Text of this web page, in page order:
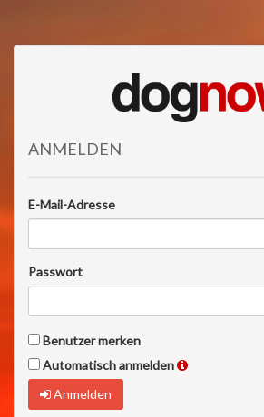
ANMELDEN
E-Mail-Adresse
Passwort
Benutzer merken
Automatisch anmelden
Anmelden